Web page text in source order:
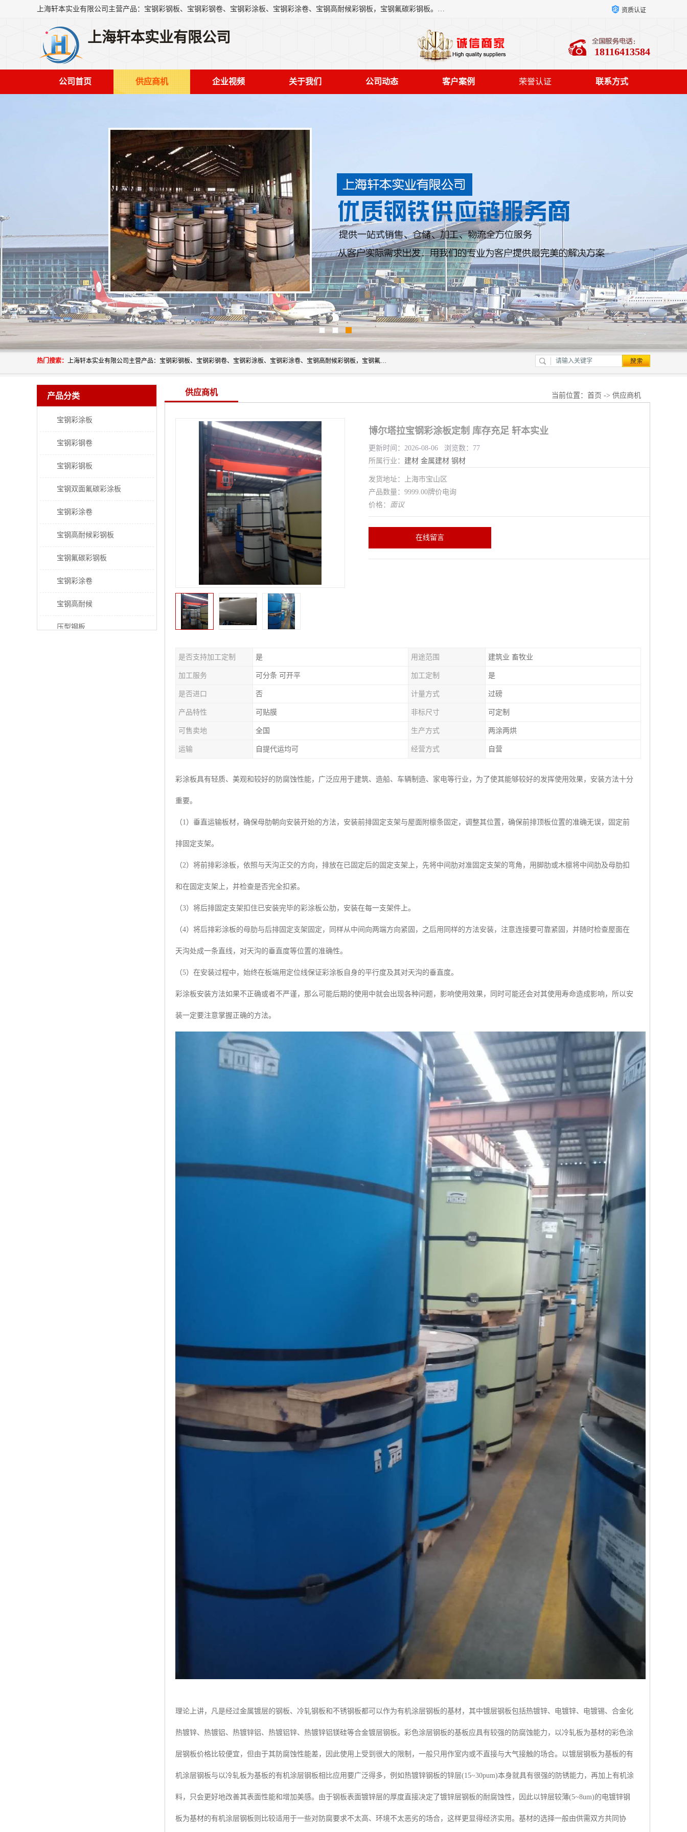
上海轩本实业有限公司主营产品：宝钢彩钢板、宝钢彩钢卷、宝钢彩涂板、宝钢彩涂卷、宝钢高耐候彩钢板，宝钢氟碳彩钢板。是一家集钢铁贸易，物流、加工为一体的产业全配套公司。 资质认证
上海轩本实业有限公司
18116413584
公司首页 供应商机 企业视频 关于我们 公司动态 客户案例 荣誉认证 联系方式
热门搜索： 上海轩本实业有限公司主营产品：宝钢彩钢板、宝钢彩钢卷、宝钢彩涂板、宝钢彩涂卷、宝钢高耐候彩钢板，宝钢氟碳彩钢板。是一家集钢铁贸易，物流、加工为一体的产业全配套公司。
产品分类
宝钢彩涂板
宝钢彩钢卷
宝钢彩钢板
宝钢双面氟碳彩涂板
宝钢彩涂卷
宝钢高耐候彩钢板
宝钢氟碳彩钢板
宝钢彩涂卷
宝钢高耐候
压型钢板
供应商机 当前位置： 首页 -> 供应商机
博尔塔拉宝钢彩涂板定制 库存充足 轩本实业
更新时间：2026-08-06 浏览数：77
所属行业： 建材 金属建材 钢材
发货地址：上海市宝山区
产品数量：9999.00牌价电询
价格： 面议
在线留言
是否支持加工定制 是 用途范围 建筑业 畜牧业
加工服务 可分条 可开平 加工定制 是
是否进口 否 计量方式 过磅
产品特性 可贴膜 非标尺寸 可定制
可售卖地 全国 生产方式 两涂两烘
运输 自提代运均可 经营方式 自营
彩涂板具有轻质、美观和较好的防腐蚀性能，广泛应用于建筑、造船、车辆制造、家电等行业，为了使其能够较好的发挥使用效果，安装方法十分
重要。
（1）垂直运输板材，确保母肋朝向安装开始的方法，安装前排固定支架与屋面附檩条固定，调整其位置，确保前排顶板位置的准确无误，固定前
排固定支架。
（2）将前排彩涂板，依照与天沟正交的方向，排放在已固定后的固定支架上，先将中间肋对准固定支架的弯角，用脚肋或木檩将中间肋及母肋扣
和在固定支架上，并检查是否完全扣紧。
（3）将后排固定支架扣住已安装完毕的彩涂板公肋，安装在每一支架件上。
（4）将后排彩涂板的母肋与后排固定支架固定，同样从中间向两端方向紧固，之后用同样的方法安装，注意连接要可靠紧固，并随时检查屋面在
天沟处成一条直线，对天沟的垂直度等位置的准确性。
（5）在安装过程中，始终在板端用定位线保证彩涂板自身的平行度及其对天沟的垂直度。
彩涂板安装方法如果不正确或者不严谨，那么可能后期的使用中就会出现各种问题，影响使用效果，同时可能还会对其使用寿命造成影响，所以安
装一定要注意掌握正确的方法。
理论上讲，凡是经过金属镀层的钢板、冷轧钢板和不锈钢板都可以作为有机涂层钢板的基材，其中镀层钢板包括热镀锌、电镀锌、电镀锡、合金化
热镀锌、热镀铝、热镀锌铝、热镀铝锌、热镀锌铝镁硅等合金镀层钢板。彩色涂层钢板的基板应具有较强的防腐蚀能力，以冷轧板为基材的彩色涂
层钢板价格比较便宜，但由于其防腐蚀性能差，因此使用上受到很大的限制，一般只用作室内或不直接与大气接触的场合。以镀层钢板为基板的有
机涂层钢板与以冷轧板为基板的有机涂层钢板相比应用要广泛得多，例如热镀锌钢板的锌层(15~30pum)本身就具有很强的防锈能力，再加上有机涂
料，只会更好地改善其表面性能和增加美感。由于钢板表面镀锌层的厚度直接决定了镀锌层钢板的耐腐蚀性，因此以锌层较薄(5~8um)的电镀锌钢
板为基材的有机涂层钢板则比较适用于一些对防腐要求不太高、环境不太恶劣的场合，这样更显得经济实用。基材的选择一般由供需双方共同协